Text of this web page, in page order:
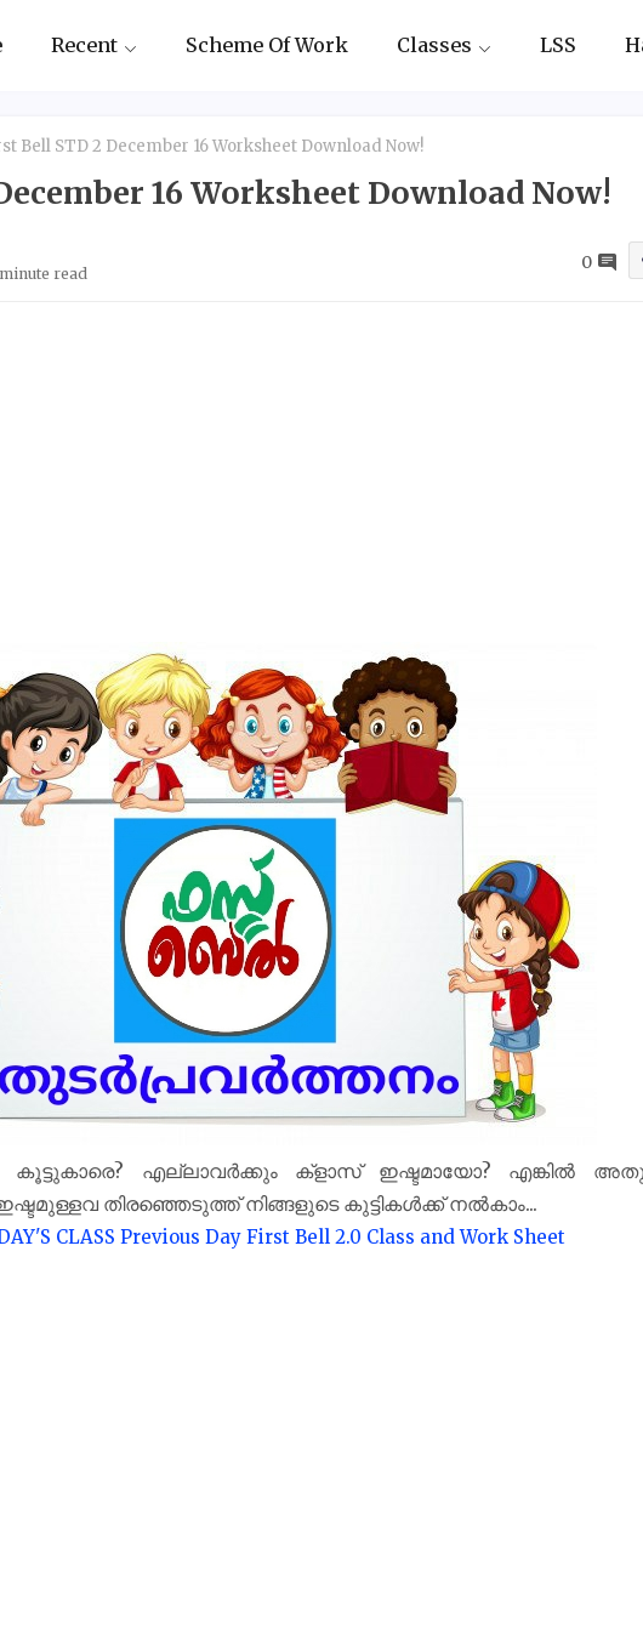
Recent Scheme Of Work Classes LSS
Bell STD 2 December 16 Worksheet Download Now!
16 Worksheet Download Now!
read
0
എല്ലാവർക്കും ക്‌ളാസ് ഇഷ്ടമായോ? എങ്കിൽ
തിരഞ്ഞെടുത്ത് നിങ്ങളുടെ കുട്ടികൾക്ക് നൽകാം...
CLASS Previous Day First Bell 2.0 Class and Work Sheet